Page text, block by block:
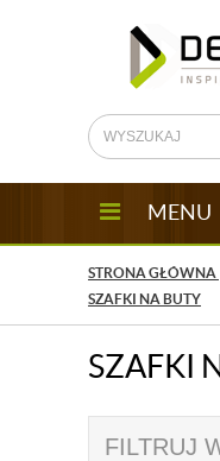
MENU
STRONA GŁÓWNA
SZAFKI NA BUTY
SZAFKI
FILTRUJ